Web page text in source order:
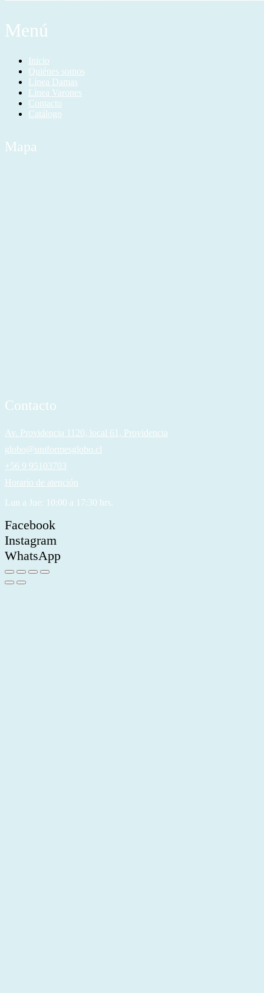
Menú
Inicio
Quiénes somos
Línea Damas
Línea Varones
Contacto
Catálogo
Mapa
Contacto
Av. Providencia 1120, local 61, Providencia
globo@uniformesglobo.cl
+56 9 95103703
Horario de atención
Lun a Jue: 10:00 a 17:30 hrs.
Facebook
Instagram
WhatsApp